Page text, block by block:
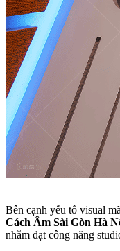
Bên cạnh yếu tố visual
Cách Âm Sài Gòn Hà
nhằm đạt công năng